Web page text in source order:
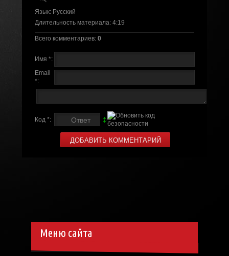
Язык: Русский
Длительность материала: 4:19
Всего комментариев: 0
Имя *:
Email
*:
Код *:
Меню сайта